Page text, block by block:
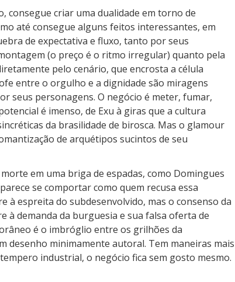
consegue criar uma dualidade em torno de
até consegue alguns feitos interessantes, em
de expectativa e fluxo, tanto por seus
(o preço é o ritmo irregular) quanto pela
pelo cenário, que encrosta a célula
entre o orgulho e a dignidade são miragens
seus personagens. O negócio é meter, fumar,
é imenso, de Exu à giras que a cultura
da brasilidade de birosca. Mas o glamour
de arquétipos sucintos de seu
em uma briga de espadas, como Domingues
parece se comportar como quem recusa essa
à espreita do subdesenvolvido, mas o consenso da
à demanda da burguesia e sua falsa oferta de
é o imbróglio entre os grilhões da
desenho minimamente autoral. Tem maneiras mais
industrial, o negócio fica sem gosto mesmo.